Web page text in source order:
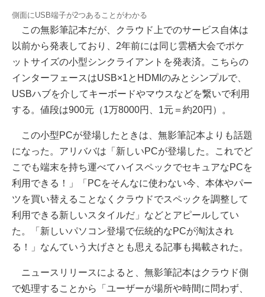
側面にUSB端子が2つあることがわかる
この無影筆記本だが、クラウド上でのサービス自体は
以前から発表しており、2年前には同じ雲栖大会でポケ
ットサイズの小型シンクライアントを発表済。こちらの
インターフェースはUSB×1とHDMIのみとシンプルで、
USBハブを介してキーボードやマウスなどを繋いで利用
する。値段は900元（1万8000円、1元＝約20円）。
この小型PCが登場したときは、無影筆記本よりも話題
になった。アリババは「新しいPCが登場した。これでど
こでも端末を持ち運べてハイスペックでセキュアなPCを
利用できる！」「PCをそんなに使わない今、本体やパー
ツを買い替えることなくクラウドでスペックを調整して
利用できる新しいスタイルだ」などとアピールしてい
た。「新しいパソコン登場で伝統的なPCが淘汰され
る！」なんていう大げさとも思える記事も掲載された。
ニュースリリースによると、無影筆記本はクラウド側
で処理することから「ユーザーが場所や時間に問わず、